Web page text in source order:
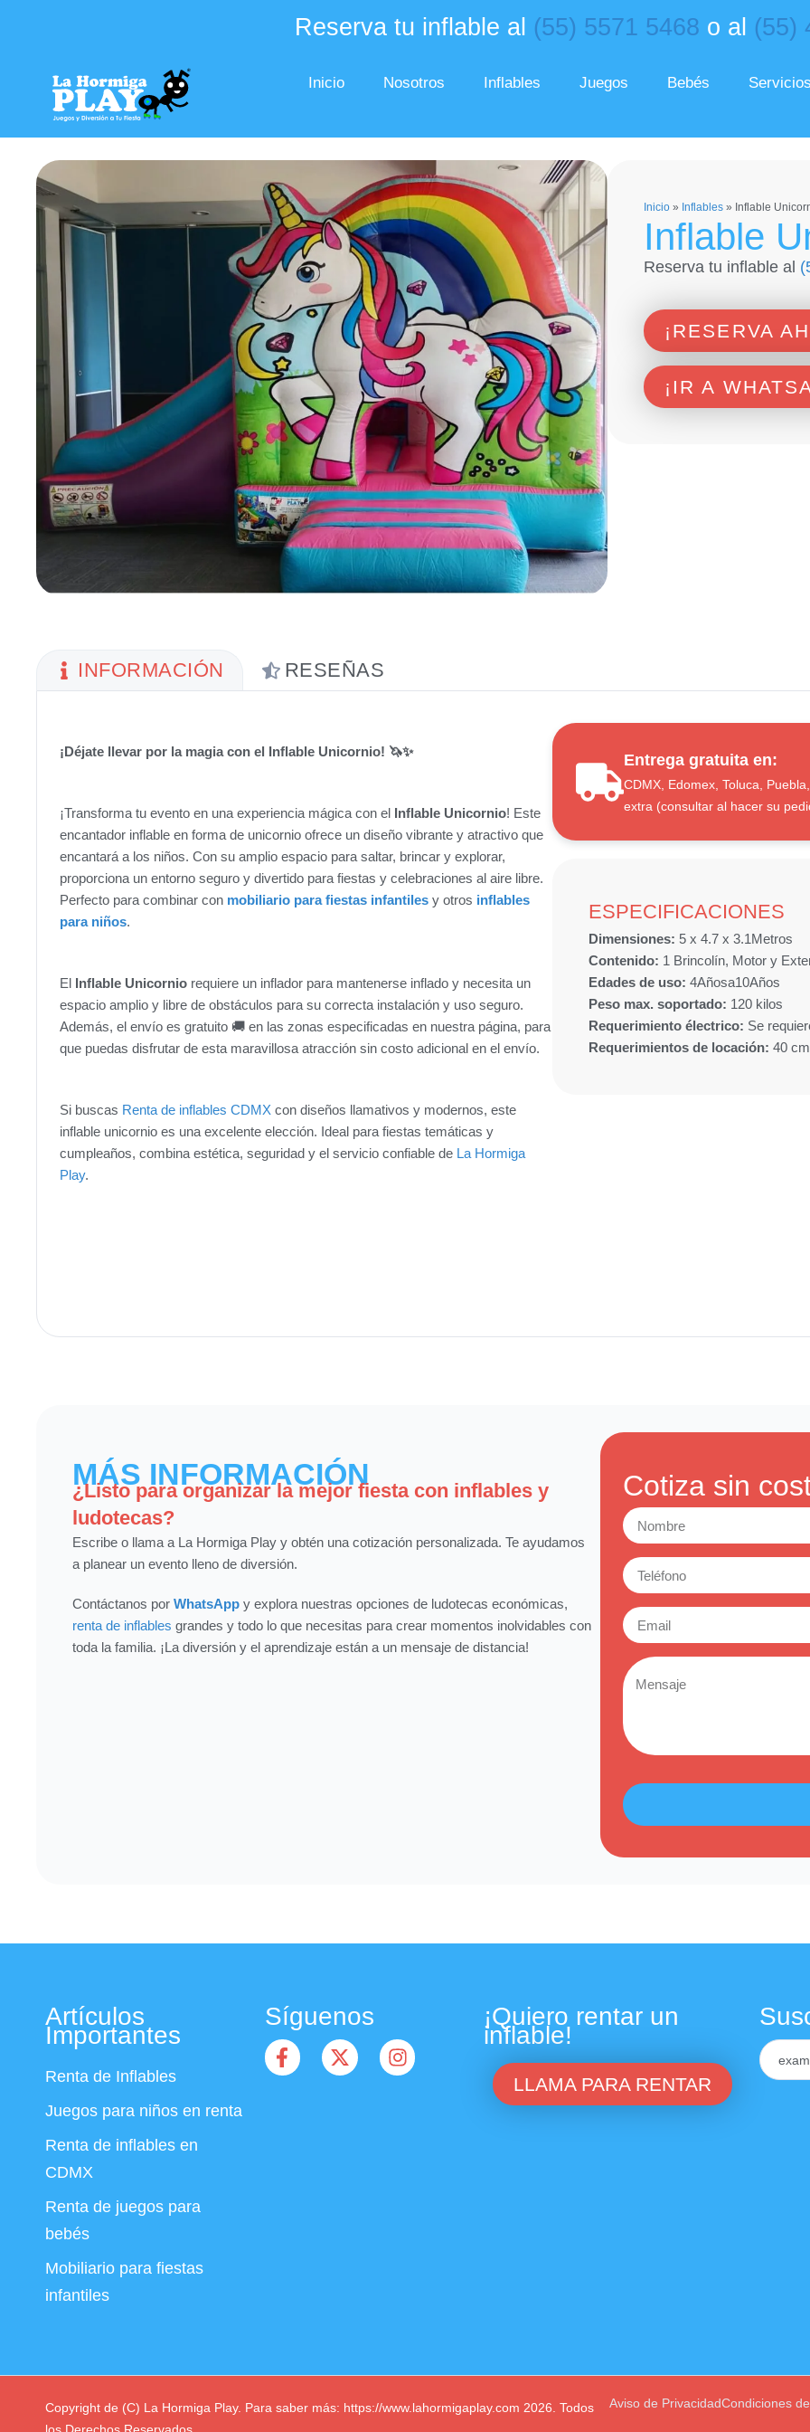
Reserva tu inflable al (55) 5571 5468 o al (55)
Inicio Nosotros Inflables Juegos Bebés
Inicio » Inflables » Inflable
Inflable
Reserva tu inflable al
¡RESERVA
¡IR A
INFORMACIÓN RESEÑAS
¡Déjate llevar por la magia con el Inflable Unicornio! 🦄✨
¡Transforma tu evento en una experiencia mágica con el Inflable Unicornio! Este
encantador inflable en forma de unicornio ofrece un diseño vibrante y atractivo que
encantará a los niños. Con su amplio espacio para saltar, brincar y explorar,
proporciona un entorno seguro y divertido para fiestas y celebraciones al aire libre.
Perfecto para combinar con mobiliario para fiestas infantiles y otros inflables
para niños.
El Inflable Unicornio requiere un inflador para mantenerse inflado y necesita un
espacio amplio y libre de obstáculos para su correcta instalación y uso seguro.
Además, el envío es gratuito 🚚 en las zonas especificadas en nuestra página, para
que puedas disfrutar de esta maravillosa atracción sin costo adicional en el envío.
Si buscas Renta de inflables CDMX con diseños llamativos y modernos, este
inflable unicornio es una excelente elección. Ideal para fiestas temáticas y
cumpleaños, combina estética, seguridad y el servicio confiable de La Hormiga
Play.
Entrega gratuita en:
CDMX, Edomex, Toluca,
extra (consultar al hacer su
ESPECIFICACIONES
Dimensiones: 5 x 4.7 x 3.1Metros
Contenido: 1 Brincolín, Motor y
Edades de uso:4Añosa10Años
Peso max. soportado: 120 kilos
Requerimiento électrico: Se
Requerimientos de locación:40
MÁS INFORMACIÓN
¿Listo para organizar la mejor fiesta con inflables y
ludotecas?
Escribe o llama a La Hormiga Play y obtén una cotización personalizada. Te ayudamos
a planear un evento lleno de diversión.
Contáctanos por WhatsApp y explora nuestras opciones de ludotecas económicas,
renta de inflables grandes y todo lo que necesitas para crear momentos inolvidables con
toda la familia. ¡La diversión y el aprendizaje están a un mensaje de distancia!
Cotiza sin
Artículos
Importantes
Renta de Inflables
Juegos para niños en renta
Renta de inflables en
CDMX
Renta de juegos para
bebés
Mobiliario para fiestas
infantiles
Síguenos ¡Quiero rentar un
inflable!
LLAMA PARA RENTAR
Copyright de (C) La Hormiga Play. Para saber más: https://www.lahormigaplay.com 2026. Todos
Aviso de PrivacidadCondiciones